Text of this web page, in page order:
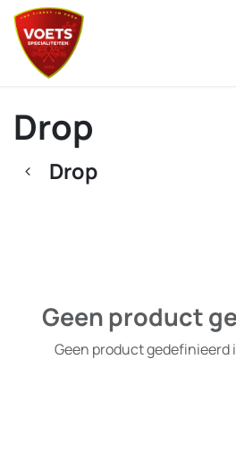
Overslaan naar inhoud
Drop
Drop
Geen product
Geen product gedefinieerd